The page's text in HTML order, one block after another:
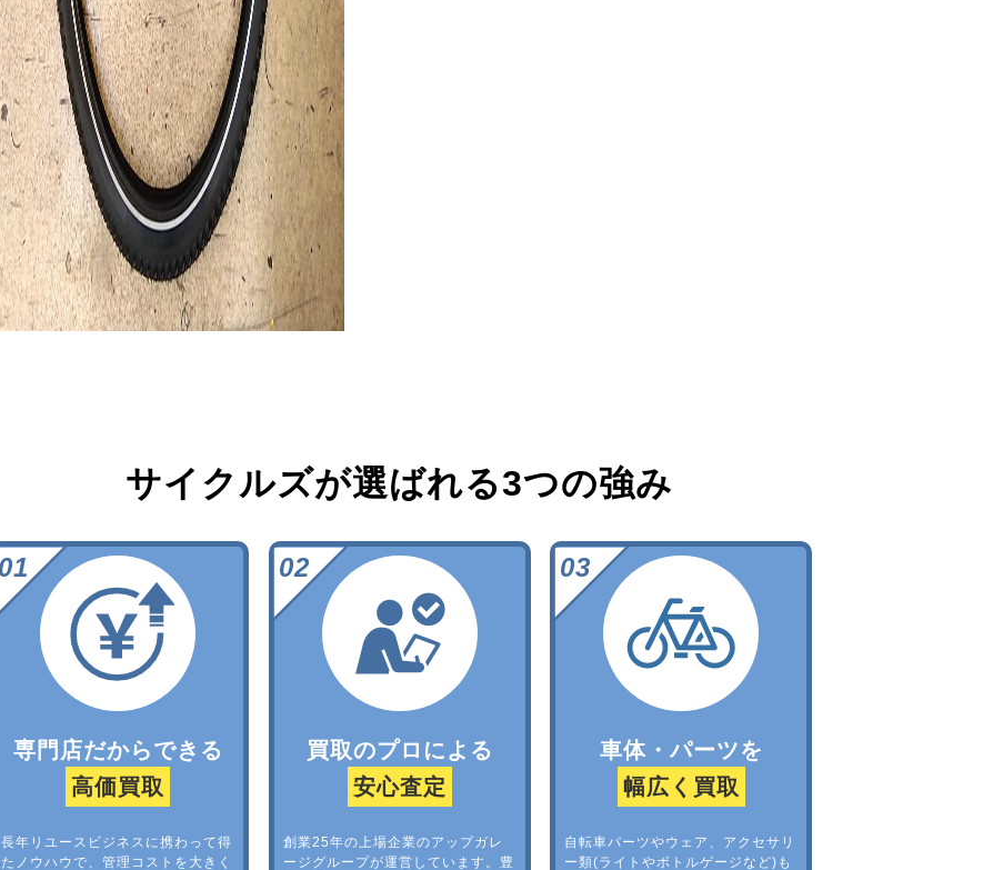
サイクルズが選ばれる3つの強み
専門店だからできる
高価買取
長年リユースビジネスに携わって得
たノウハウで、管理コストを大きく
買取のプロによる
安心査定
創業25年の上場企業のアップガレ
ージグループが運営しています。豊
車体・パーツを
幅広く買取
自転車パーツやウェア、アクセサリ
ー類(ライトやボトルゲージなど)も